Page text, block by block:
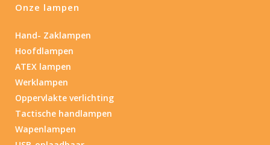
Onze lampen
Hand- Zaklampen
Hoofdlampen
ATEX lampen
Werklampen
Oppervlakte verlichting
Tactische handlampen
Wapenlampen